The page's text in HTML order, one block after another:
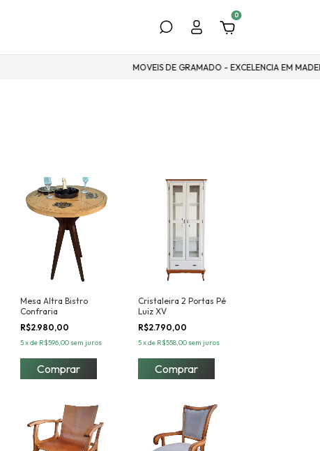
0
MOVEIS DE GRAMADO - EXCELENCIA EM MADEIRA PARA
Mesa Altra Bistro
Confraria
R$2.980,00
5xde R$596,00 sem juros
Comprar
Cristaleira 2 Portas Pé
Luiz XV
R$2.790,00
5xde R$558,00 sem juros
Comprar